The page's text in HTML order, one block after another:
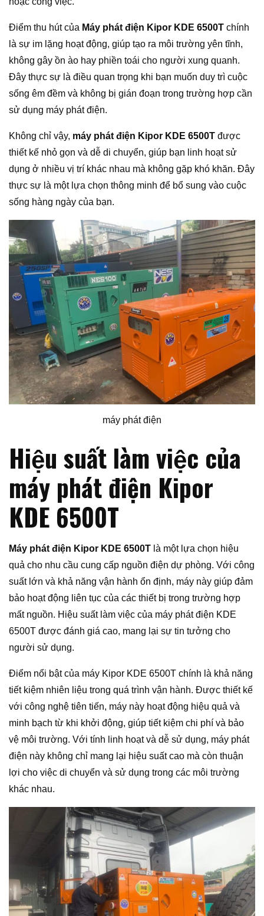
Điểm thu hút của Máy phát điện Kipor KDE 6500T chính
là sự im lặng hoạt động, giúp tạo ra môi trường yên tĩnh,
không gây ồn ào hay phiền toái cho người xung quanh.
Đây thực sự là điều quan trọng khi bạn muốn duy trì cuộc
sống êm đềm và không bị gián đoạn trong trường hợp cần
sử dụng máy phát điện.
Không chỉ vậy, máy phát điện Kipor KDE 6500T được
thiết kế nhỏ gọn và dễ di chuyển, giúp bạn linh hoạt sử
dụng ở nhiều vị trí khác nhau mà không gặp khó khăn. Đây
thực sự là một lựa chọn thông minh để bổ sung vào cuộc
sống hàng ngày của bạn.
máy phát điện
Hiệu suất làm việc của
máy phát điện Kipor
KDE 6500T
Máy phát điện Kipor KDE 6500T là một lựa chọn hiệu
quả cho nhu cầu cung cấp nguồn điện dự phòng. Với công
suất lớn và khả năng vận hành ổn định, máy này giúp đảm
bảo hoạt động liên tục của các thiết bị trong trường hợp
mất nguồn. Hiệu suất làm việc của máy phát điện KDE
6500T được đánh giá cao, mang lại sự tin tưởng cho
người sử dụng.
Điểm nổi bật của máy Kipor KDE 6500T chính là khả năng
tiết kiệm nhiên liệu trong quá trình vận hành. Được thiết kế
với công nghệ tiên tiến, máy này hoạt động hiệu quả và
minh bạch từ khi khởi động, giúp tiết kiệm chi phí và bảo
vệ môi trường. Với tính linh hoạt và dễ sử dụng, máy phát
điện này không chỉ mang lại hiệu suất cao mà còn thuận
lợi cho việc di chuyển và sử dụng trong các môi trường
khác nhau.